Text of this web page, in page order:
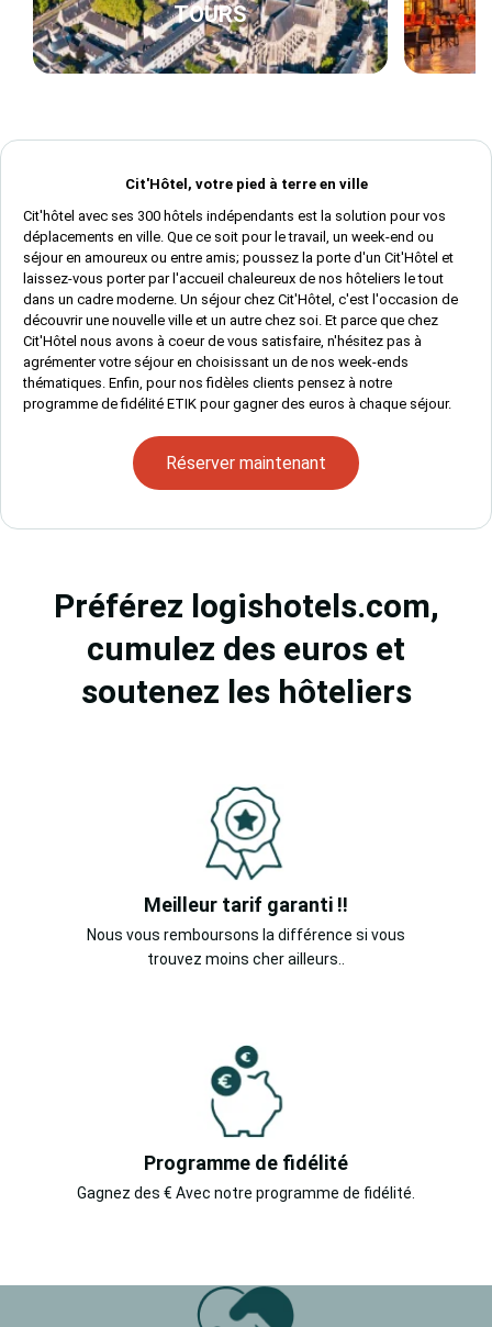
TOURS
Cit'Hôtel, votre pied à terre en ville
Cit'hôtel avec ses 300 hôtels indépendants est la solution pour vos
déplacements en ville. Que ce soit pour le travail, un week-end ou
séjour en amoureux ou entre amis; poussez la porte d'un Cit'Hôtel et
laissez-vous porter par l'accueil chaleureux de nos hôteliers le tout
dans un cadre moderne. Un séjour chez Cit'Hôtel, c'est l'occasion de
découvrir une nouvelle ville et un autre chez soi. Et parce que chez
Cit'Hôtel nous avons à coeur de vous satisfaire, n'hésitez pas à
agrémenter votre séjour en choisissant un de nos week-ends
thématiques. Enfin, pour nos fidèles clients pensez à notre
programme de fidélité ETIK pour gagner des euros à chaque séjour.
Réserver maintenant
Préférez logishotels.com,
cumulez des euros et
soutenez les hôteliers
Meilleur tarif garanti !!
Nous vous remboursons la différence si vous
trouvez moins cher ailleurs..
Programme de fidélité
Gagnez des € Avec notre programme de fidélité.